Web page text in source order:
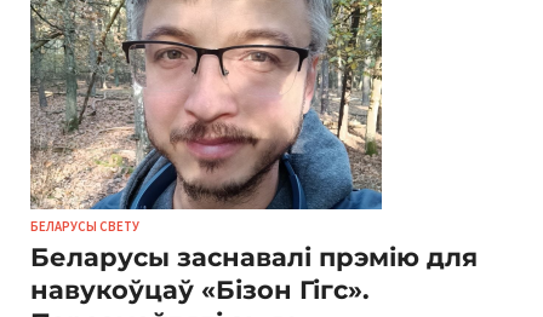
БЕЛАРУСЫ СВЕТУ
Беларусы заснавалі прэмію для
навукоўцаў «Бізон Гігс».